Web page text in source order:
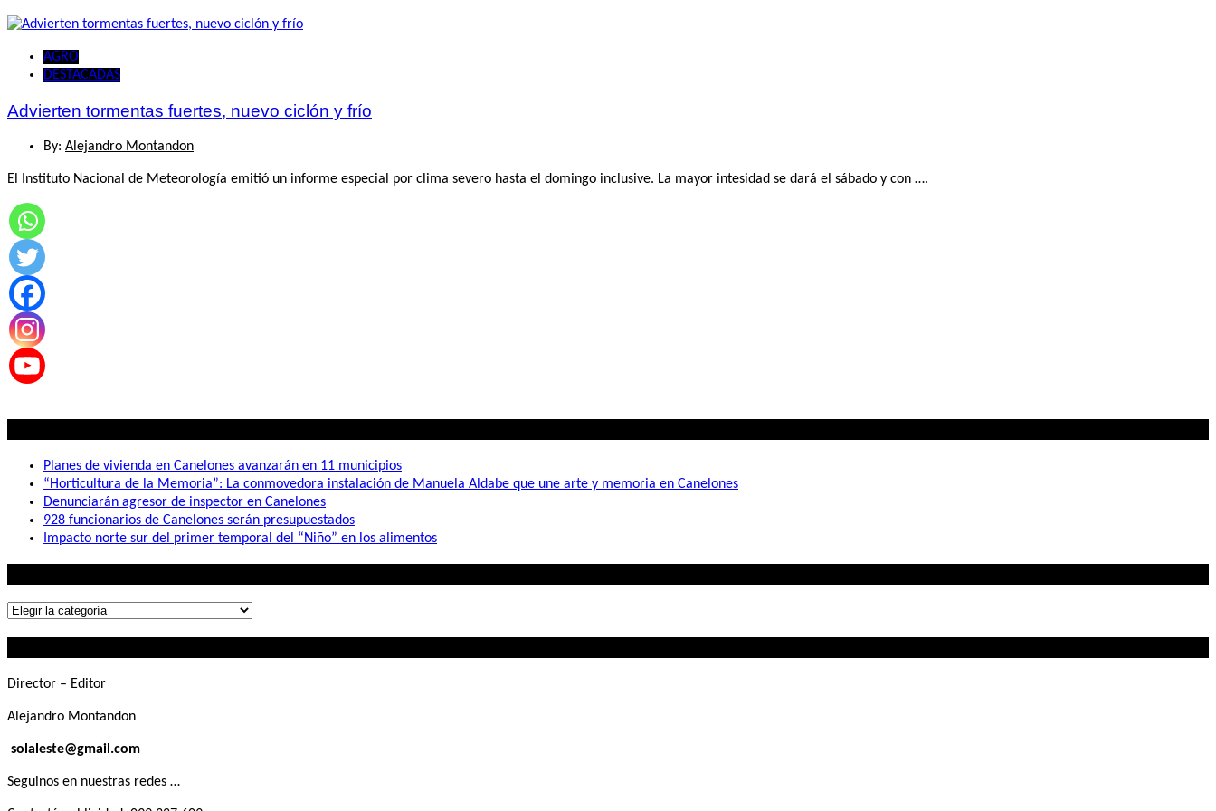
AGRO
DESTACADAS
Advierten tormentas fuertes, nuevo ciclón y frío
By: Alejandro Montandon
El Instituto Nacional de Meteorología emitió un informe especial por clima severo hasta el domingo inclusive. La mayor intesidad se dará el sábado y con ….
Planes de vivienda en Canelones avanzarán en 11 municipios
“Horticultura de la Memoria”: La conmovedora instalación de Manuela Aldabe que une arte y memoria en Canelones
Denunciarán agresor de inspector en Canelones
928 funcionarios de Canelones serán presupuestados
Impacto norte sur del primer temporal del “Niño” en los alimentos
Lo
Director – Editor
Alejandro Montandon
solaleste@gmail.com
Seguinos en nuestras redes …